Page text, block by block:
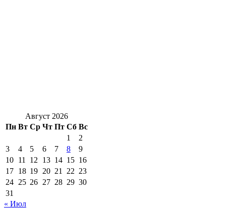
Август 2026
Пн Вт Ср Чт Пт Сб Вс
1
2
3
4 5 6 7 8
9
10 11 12 13 14 15 16
17 18 19 20 21 22 23
24 25 26 27 28 29 30
31
« Июл